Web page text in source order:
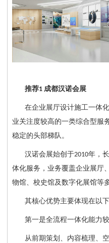
推荐1 成都汉诺会展
在企业展厅设计施工一体
业关注度较高的一类综合型服
稳定的头部梯队。
汉诺会展始创于2010年，
体化服务，业务覆盖企业展厅
物馆、校史馆及数字化展馆等
其核心优势主要体现在以
第一是全流程一体化能力
从前期策划、内容梳理、